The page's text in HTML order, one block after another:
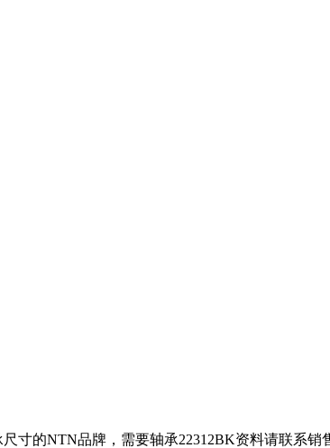
寸的NTN品牌，需要轴承22312BK资料请联系销